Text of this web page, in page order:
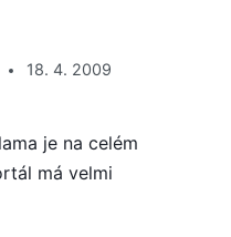
18. 4. 2009
je na celém
má velmi